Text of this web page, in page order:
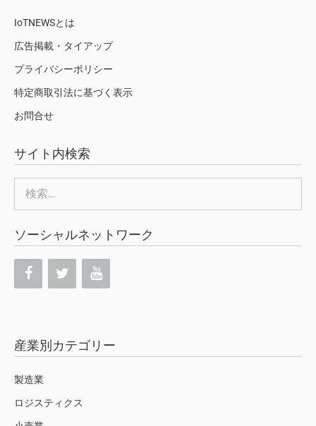
IoTNEWSとは
広告掲載・タイアップ
プライバシーポリシー
特定商取引法に基づく表示
お問合せ
サイト内検索
ソーシャルネットワーク
産業別カテゴリー
製造業
ロジスティクス